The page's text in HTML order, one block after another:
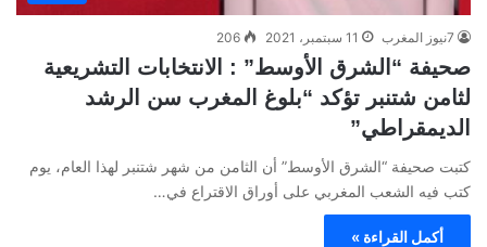
7نيوز المغرب 11 سبتمبر، 2021 206
صحيفة “الشرق الأوسط” : الانتخابات التشريعية
لثامن شتنبر تؤكد “بلوغ المغرب سن الرشد
الديمقراطي”
كتبت صحيفة “الشرق الأوسط” أن الثامن من شهر شتنبر لهذا العام، يوم
كتب فيه الشعب المغربي على أوراق الاقتراع في…
أكمل القراءة »